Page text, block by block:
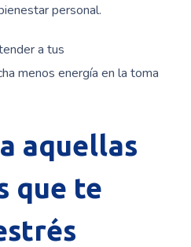
personal.
a tus
menos energía en la toma
aquellas
que te